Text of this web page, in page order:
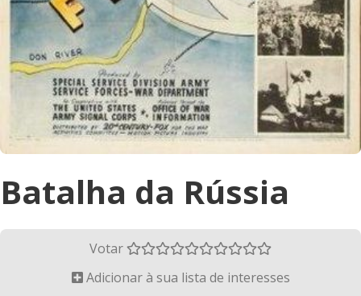
Batalha da Rússia
Votar
Adicionar à sua lista de interesses